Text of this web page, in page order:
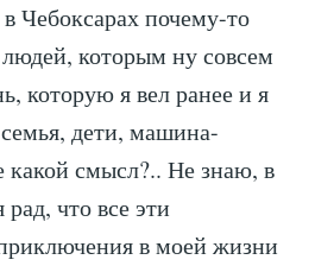
Чебоксарах почему-то
которым ну совсем
которую я вел ранее и я
дети, машина-
какой смысл?.. Не знаю, в
что все эти
в моей жизни